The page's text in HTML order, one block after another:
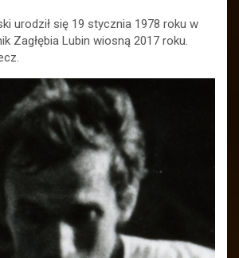
urodził się 19 stycznia 1978 roku w
Zagłębia Lubin wiosną 2017 roku.